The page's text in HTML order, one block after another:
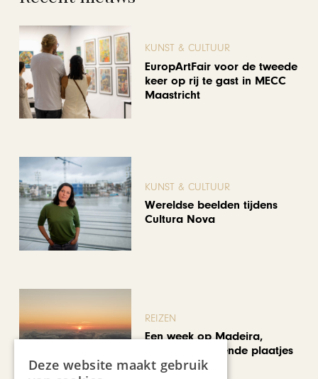
KUNST & CULTUUR
EuropArtFair voor de tweede
keer op rij te gast in MECC
Maastricht
KUNST & CULTUUR
Wereldse beelden tijdens
Cultura Nova
REIZEN
Een week op Madeira,
voorbij de bekende plaatjes
Deze website maakt gebruik